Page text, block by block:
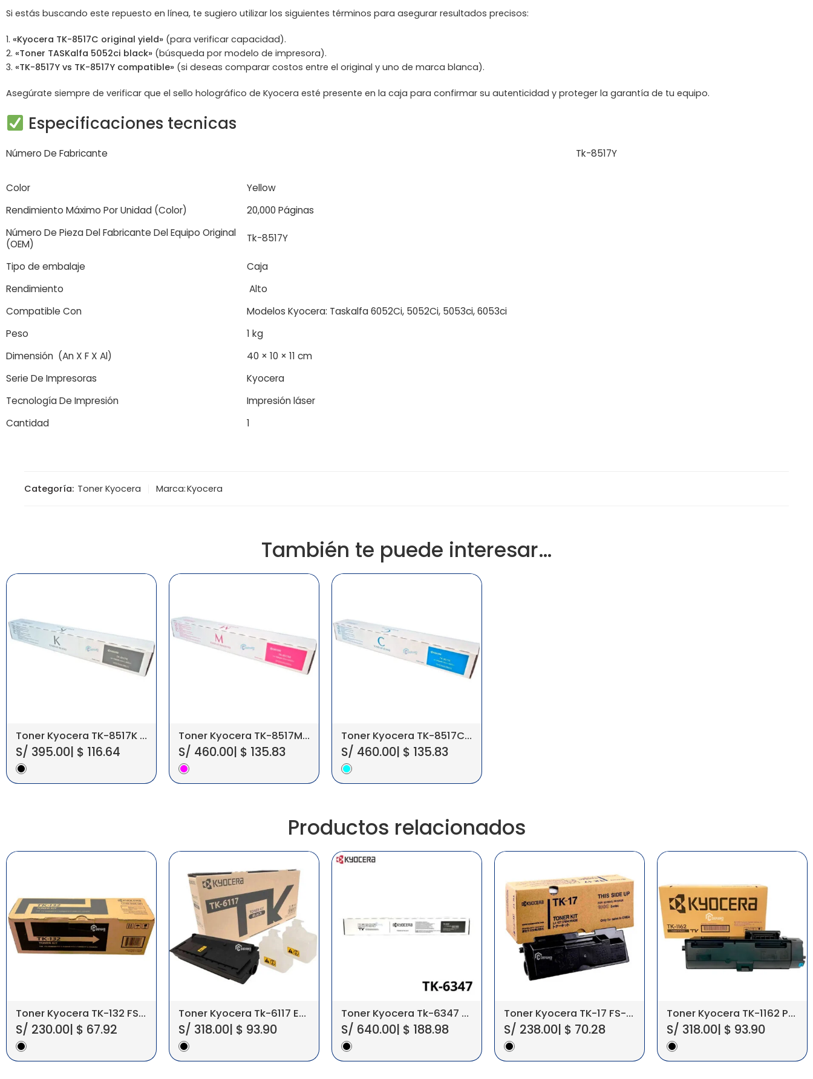
Si estás buscando este repuesto en línea, te sugiero utilizar los siguientes términos para asegurar resultados precisos:
«Kyocera TK-8517C original yield» (para verificar capacidad).
«Toner TASKalfa 5052ci black» (búsqueda por modelo de impresora).
«TK-8517Y vs TK-8517Y compatible» (si deseas comparar costos entre el original y uno de marca blanca).
Asegúrate siempre de verificar que el sello holográfico de Kyocera esté presente en la caja para confirmar su autenticidad y proteger la garantía de tu equipo.
Especificaciones tecnicas
Número De Fabricante Tk-8517Y
Color
Yellow
Rendimiento Máximo Por Unidad (Color)
20,000 Páginas
Número De Pieza Del Fabricante Del Equipo Original
(OEM)
Tk-8517Y
Tipo de embalaje
Caja
Rendimiento
Alto
Compatible Con
Modelos Kyocera: Taskalfa 6052Ci, 5052Ci, 5053ci, 6053ci
Peso
1 kg
Dimensión (An X F X Al)
40 × 10 × 11 cm
Serie De Impresoras
Kyocera
Tecnología De Impresión
Impresión láser
Cantidad
1
Categoría: Toner Kyocera Marca:Kyocera
También te puede interesar…
Toner Kyocera TK-8517K Negro Taskalfa 6052Ci Original
S/ 395.00| $ 116.64
Toner Kyocera TK-8517M Magenta Taskalfa 6052Ci Original
S/ 460.00| $ 135.83
Toner Kyocera TK-8517C Cyan Taskalfa 6052Ci Original
S/ 460.00| $ 135.83
Productos relacionados
Toner Kyocera TK-132 FS-1300/1350 7.2K
S/ 230.00| $ 67.92
Toner Kyocera Tk-6117 Ecosys M4132
S/ 318.00| $ 93.90
Toner Kyocera Tk-6347 Taskalfa 4004I, 5004I, 6004I
S/ 640.00| $ 188.98
Toner Kyocera TK-17 FS-1000/1010 Original
S/ 238.00| $ 70.28
Toner Kyocera TK-1162 P2040DW 7.2KPG
S/ 318.00| $ 93.90